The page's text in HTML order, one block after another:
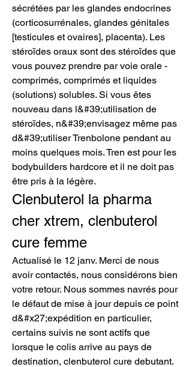
sécrétées par les glandes endocrines
(corticosurrénales, glandes génitales
[testicules et ovaires], placenta). Les
stéroïdes oraux sont des stéroïdes que
vous pouvez prendre par voie orale -
comprimés, comprimés et liquides
(solutions) solubles. Si vous êtes
nouveau dans l&#39;utilisation de
stéroïdes, n&#39;envisagez même pas
d&#39;utiliser Trenbolone pendant au
moins quelques mois. Tren est pour les
bodybuilders hardcore et il ne doit pas
être pris à la légère.
Clenbuterol la pharma
cher xtrem, clenbuterol
cure femme
Actualisé le 12 janv. Merci de nous
avoir contactés, nous considérons bien
votre retour. Nous sommes navrés pour
le défaut de mise à jour depuis ce point
d&#x27;expédition en particulier,
certains suivis ne sont actifs que
lorsque le colis arrive au pays de
destination, clenbuterol cure debutant.